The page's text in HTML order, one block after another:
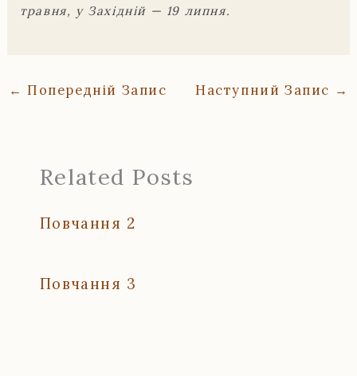
травня, у Західній — 19 липня.
← Попередній Запис Наступний Запис →
Related Posts
Повчання 2
Повчання 3